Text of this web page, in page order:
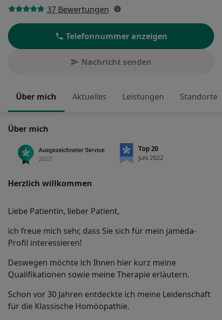
37 Bewertungen
Telefonnummer anzeigen
Nachricht senden
Über mich Aktuelles Leistungen Standorte
Über mich
Top 20
Juni 2022
Herzlich willkommen
Liebe Patientin, lieber Patient,
ich freue mich sehr, dass Sie sich für mein jameda-
Profil interessieren!
Deswegen möchte ich Ihnen hier kurz meine
Qualifikationen sowie meine Therapie erläutern.
Schon vor 30 Jahren entdeckte ich meine Leidenschaft
für die Klassische Homöopathie.